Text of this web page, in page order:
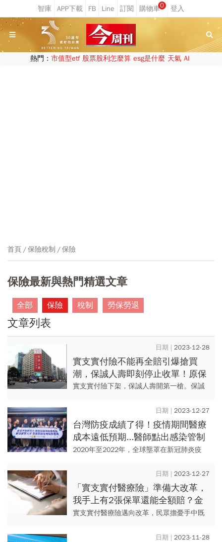
0
熱門： 市值型etf 股票股利怎麼算 esg是什麼 天氣 AI
首頁 保險稅制 保險
保險最新與熱門精選文章
全部 保險 稅制 勞保勞退
文章列表
2023-12-28
實支實付險不能再全賠引爆搶買
潮，保誠人壽即刻停止收單！原保
戶權益會受影響？公司這麼說
實支實付險下架，保誠人壽開第一槍。保誠
為符合主管機關改革方向，今天下午將停止
受理進件。
2023-12-27
台灣防疫成績了得！疫情期間醫療
成本遠低預期...醫師點出感染管制
仍有這三大隱憂
2020年至2022年，全球壟罩在新冠肺炎疫
的直接醫療成本及間接成本，分別每年329億
元及2320億元...
2023-12-27
「實支實付醫療險」準備大改革，
我手上有2張保單還能全額賠？金
管會出手，可能理賠標準一次看
實支實付醫療險邁向改革，民眾擔憂手中既
醫療支出金額。金管會26日表示，改革不會
2023-11-28